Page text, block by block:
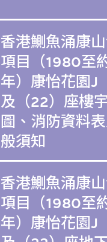
香港鰂魚涌康
項目（1980至
年）康怡花園J
及（22）座樓
圖、消防資料
般須知
香港鰂魚涌康
項目（1980至
年）康怡花園J